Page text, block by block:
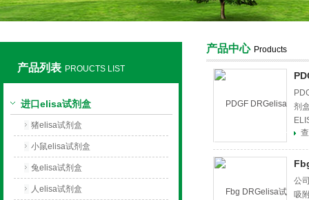
产品列表 PROUCTS LIST
进口elisa试剂盒
猪elisa试剂盒
小鼠elisa试剂盒
兔elisa试剂盒
人elisa试剂盒
产品中心 Products
剂
公
吸